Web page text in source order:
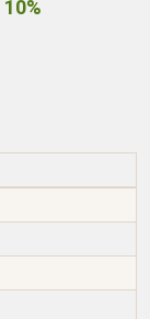
10%